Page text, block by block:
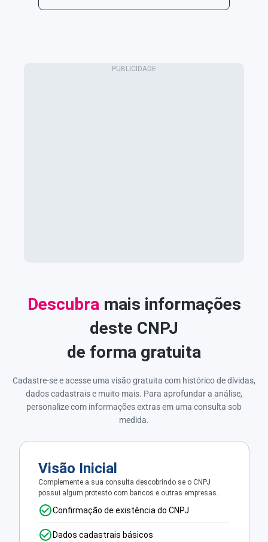
Descubra mais informações
deste CNPJ
de forma gratuita
Cadastre-se e acesse uma visão gratuita com histórico de dívidas,
dados cadastrais e muito mais. Para aprofundar a análise,
personalize com informações extras em uma consulta sob
medida.
Visão Inicial
Complemente a sua consulta descobrindo se o CNPJ
possui algum protesto com bancos e outras empresas.
Confirmação de existência do CNPJ
Dados cadastrais básicos